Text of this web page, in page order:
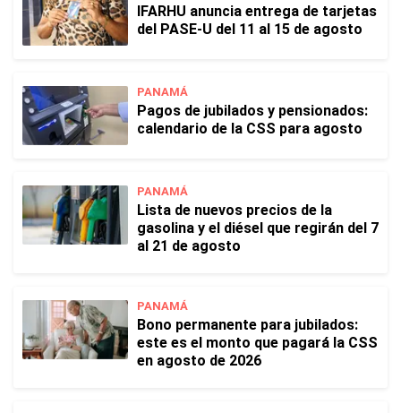
IFARHU anuncia entrega de tarjetas
del PASE-U del 11 al 15 de agosto
PANAMÁ
Pagos de jubilados y pensionados:
calendario de la CSS para agosto
PANAMÁ
Lista de nuevos precios de la
gasolina y el diésel que regirán del 7
al 21 de agosto
PANAMÁ
Bono permanente para jubilados:
este es el monto que pagará la CSS
en agosto de 2026